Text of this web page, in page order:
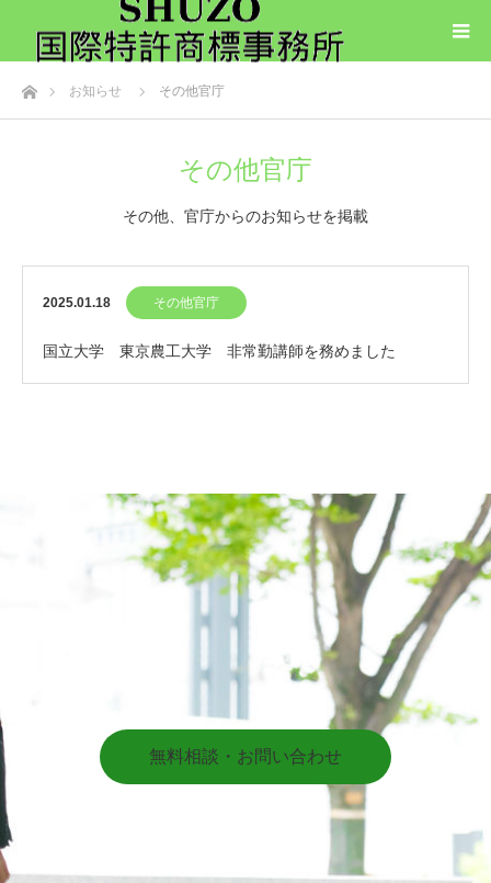
ホームお知らせ その他官庁
その他官庁
その他、官庁からのお知らせを掲載
2025.01.18 その他官庁
国立大学 東京農工大学 非常勤講師を務めました
無料相談・お問い合わせ